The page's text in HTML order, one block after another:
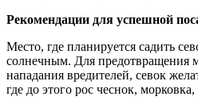
Рекомендации для успешной
Место, где планируется садить
солнечным. Для предотвращения
нападания вредителей, севок
где до этого рос чеснок, морковка,